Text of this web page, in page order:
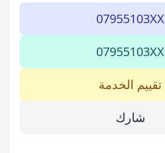
07955103XX
07955103XX
تقييم الخدمة
شارك